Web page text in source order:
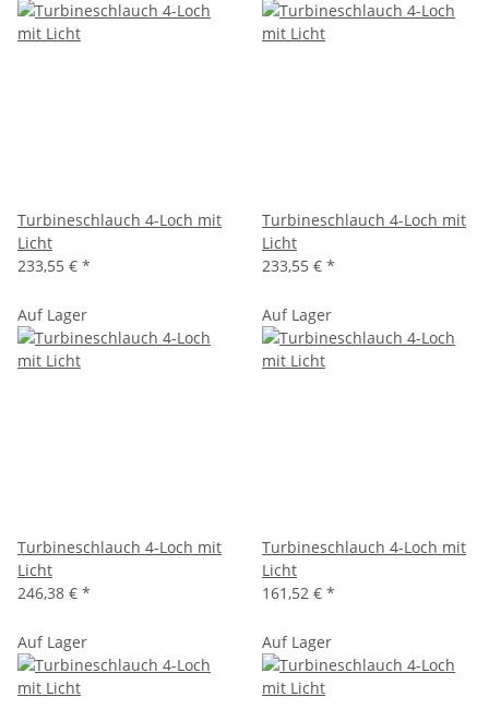
Turbineschlauch 4-Loch mit
Licht
233,55 € *
Turbineschlauch 4-Loch mit
Licht
233,55 € *
Auf Lager
Turbineschlauch 4-Loch mit
Licht
246,38 € *
Auf Lager
Turbineschlauch 4-Loch mit
Licht
161,52 € *
Auf Lager Auf Lager